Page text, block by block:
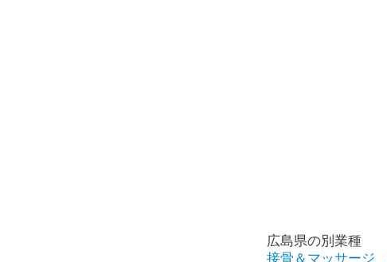
広島県の別業種
接骨＆マッサージ